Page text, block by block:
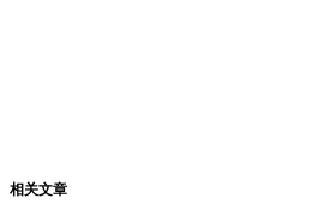
相关文章